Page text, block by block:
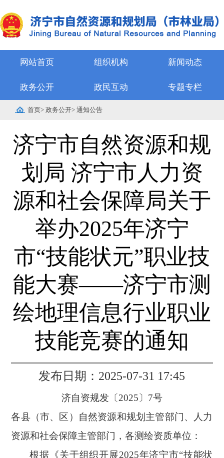
网站首页 组织机构 新闻动态
政务公开 政民互动 专题专栏
首页> 政务公开> 通知公告
济宁市自然资源和规
划局 济宁市人力资
源和社会保障局关于
举办2025年济宁
市“技能状元”职业技
能大赛——济宁市测
绘地理信息行业职业
技能竞赛的通知
发布日期：2025-07-31 17:45
济自资规发〔2025 〕 7号
各县（市、区）自然资源和规划主管部门、人力
资源和社会保障主管部门，各测绘资质单位：
根据《关于组织开展2025年济宁市“技能状